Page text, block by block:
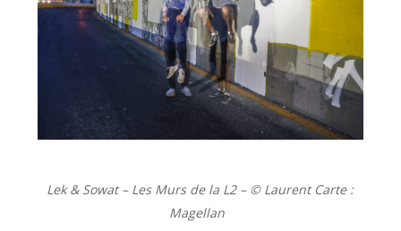
Lek & Sowat – Les Murs de la L2 – ©️ Laurent Carte :
Magellan